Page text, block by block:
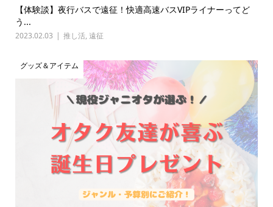
【体験談】夜行バスで遠征！快適高速バスVIPライナーってど
う...
2023.02.03 推し活, 遠征
グッズ＆アイテム